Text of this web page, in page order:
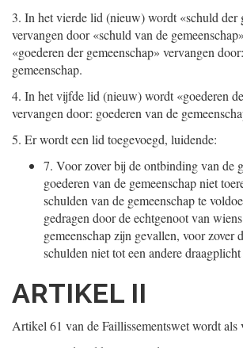
3. In het vierde lid (nieuw) wordt «schuld der
vervangen door «schuld van de
«goederen der gemeenschap» vervangen
gemeenschap.
4. In het vijfde lid (nieuw) wordt «goederen
vervangen door: goederen van de
5. Er wordt een lid toegevoegd, luidende:
7. Voor zover bij de ontbinding van de
goederen van de gemeenschap niet
schulden van de gemeenschap te
gedragen door de echtgenoot van
gemeenschap zijn gevallen, voor zover
schulden niet tot een andere
ARTIKEL II
Artikel 61 van de Faillissementswet wordt